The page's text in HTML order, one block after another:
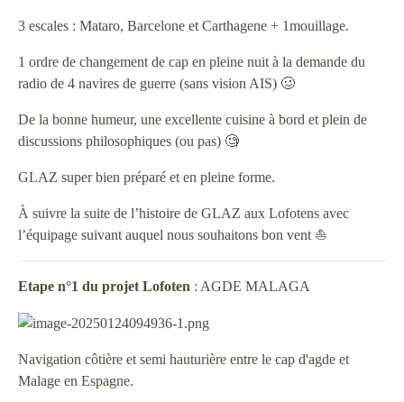
3 escales : Mataro, Barcelone et Carthagene + 1mouillage.
1 ordre de changement de cap en pleine nuit à la demande du
radio de 4 navires de guerre (sans vision AIS) 🥴
De la bonne humeur, une excellente cuisine à bord et plein de
discussions philosophiques (ou pas) 🧐
GLAZ super bien préparé et en pleine forme.
À suivre la suite de l’histoire de GLAZ aux Lofotens avec
l’équipage suivant auquel nous souhaitons bon vent ⛵️
Etape n°1 du projet Lofoten : AGDE MALAGA
Navigation côtière et semi hauturière entre le cap d'agde et
Malage en Espagne.